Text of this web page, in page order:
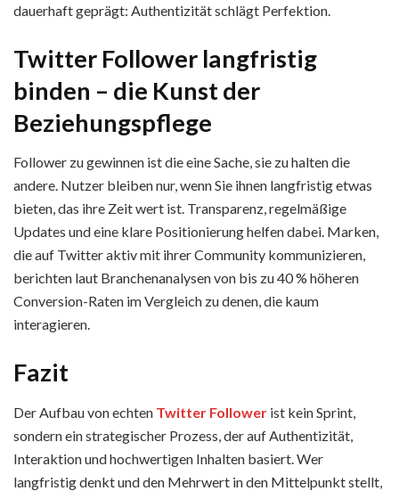
dauerhaft geprägt: Authentizität schlägt Perfektion.
Twitter Follower langfristig
binden – die Kunst der
Beziehungspflege
Follower zu gewinnen ist die eine Sache, sie zu halten die
andere. Nutzer bleiben nur, wenn Sie ihnen langfristig etwas
bieten, das ihre Zeit wert ist. Transparenz, regelmäßige
Updates und eine klare Positionierung helfen dabei. Marken,
die auf Twitter aktiv mit ihrer Community kommunizieren,
berichten laut Branchenanalysen von bis zu 40 % höheren
Conversion-Raten im Vergleich zu denen, die kaum
interagieren.
Fazit
Der Aufbau von echten Twitter Follower ist kein Sprint,
sondern ein strategischer Prozess, der auf Authentizität,
Interaktion und hochwertigen Inhalten basiert. Wer
langfristig denkt und den Mehrwert in den Mittelpunkt stellt,